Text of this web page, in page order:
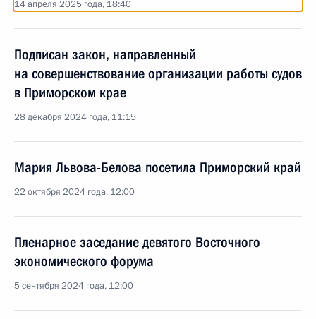
14 апреля 2025 года, 18:40
Подписан закон, направленный
на совершенствование организации работы судов
в Приморском крае
28 декабря 2024 года, 11:15
Мария Львова-Белова посетила Приморский край
22 октября 2024 года, 12:00
Пленарное заседание девятого Восточного
экономического форума
5 сентября 2024 года, 12:00